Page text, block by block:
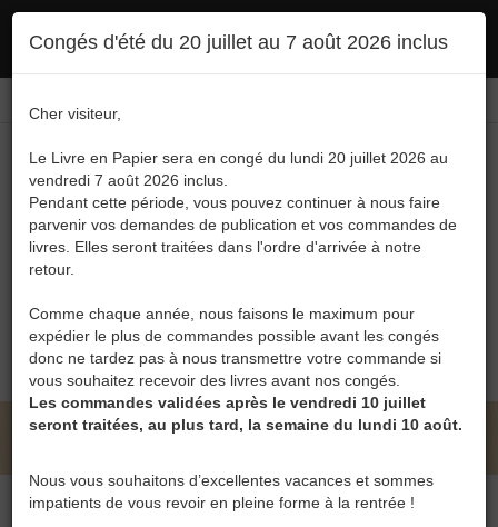
l'utilisation :politique en matière de confidentialité Accepter
Congés d'été du 20 juillet au 7 août 2026 inclus
Cher visiteur,
Le Livre en Papier sera en congé du lundi 20 juillet 2026 au
vendredi 7 août 2026 inclus.
Pendant cette période, vous pouvez continuer à nous faire
parvenir vos demandes de publication et vos commandes de
livres. Elles seront traitées dans l'ordre d'arrivée à notre
retour.
Comme chaque année, nous faisons le maximum pour
expédier le plus de commandes possible avant les congés
donc ne tardez pas à nous transmettre votre commande si
vous souhaitez recevoir des livres avant nos congés.
Les commandes validées après le vendredi 10 juillet
seront traitées, au plus tard, la semaine du lundi 10 août.
Nous vous souhaitons d’excellentes vacances et sommes
impatients de vous revoir en pleine forme à la rentrée !
Menu
0
LE LIVRE EN PAPIER • BLOG